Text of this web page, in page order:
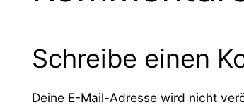
Schreibe einen
Deine E-Mail-Adresse wird nicht